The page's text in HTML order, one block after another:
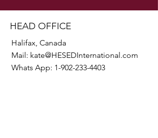
HEAD OFFICE
Halifax, Canada
Mail: kate@HESEDInternational.com
Whats App: 1-902-233-4403